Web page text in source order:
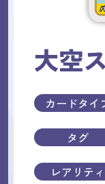
大空
カードタイ
タグ
レアリティ